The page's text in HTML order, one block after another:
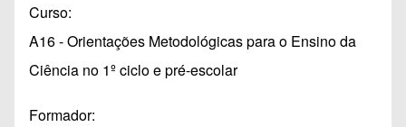
Curso
A16 - Orientações Metodológicas para o Ensino da
Ciência no 1º ciclo e pré-escolar
Formador